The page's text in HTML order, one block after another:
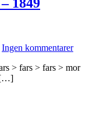
Ingen kommentarer
> fars > fars > mor
[…]